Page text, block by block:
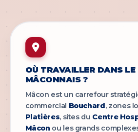
OÙ TRAVAILLER DANS LE
MÂCONNAIS ?
Mâcon est un carrefour
commercial Bouchard, zones
Platières, sites du Centre
Mâcon ou les grands